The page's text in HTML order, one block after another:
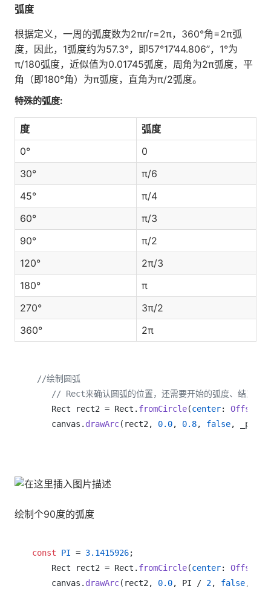
弧度
根据定义，一周的弧度数为2πr/r=2π，360°角=2π弧
度，因此，1弧度约为57.3°，即57°17’44.806’’，1°为
π/180弧度，近似值为0.01745弧度，周角为2π弧度，平
角（即180°角）为π弧度，直角为π/2弧度。
特殊的弧度:
度
弧度
0°
0
30°
π/6
45°
π/4
60°
π/3
90°
π/2
120°
2π/3
180°
π
270°
3π/2
360°
2π
//绘制圆弧
// Rect来确认圆弧的位置，还需要开始的弧度、结束的
    Rect rect2 = Rect.
fromCircle(center: Offset
    canvas.
drawArc(rect2, 0.0, 0.8, false,
绘制个90度的弧度
const PI = 3.1415926;
    Rect rect2 = Rect.
fromCircle(center: Offset
    canvas.
drawArc(rect2, 0.0, PI / 2, false